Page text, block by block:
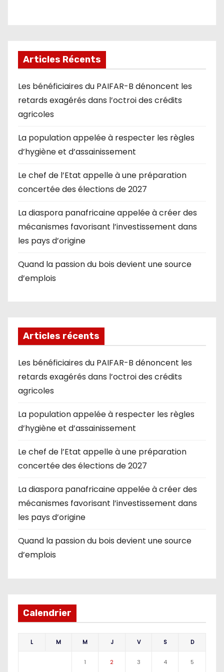
Articles Récents
Les bénéficiaires du PAIFAR-B dénoncent les
retards exagérés dans l’octroi des crédits
agricoles
La population appelée à respecter les règles
d’hygiène et d’assainissement
Le chef de l’Etat appelle à une préparation
concertée des élections de 2027
La diaspora panafricaine appelée à créer des
mécanismes favorisant l’investissement dans
les pays d’origine
Quand la passion du bois devient une source
d’emplois
Articles récents
Les bénéficiaires du PAIFAR-B dénoncent les
retards exagérés dans l’octroi des crédits
agricoles
La population appelée à respecter les règles
d’hygiène et d’assainissement
Le chef de l’Etat appelle à une préparation
concertée des élections de 2027
La diaspora panafricaine appelée à créer des
mécanismes favorisant l’investissement dans
les pays d’origine
Quand la passion du bois devient une source
d’emplois
Calendrier
L M M J V S D
1 2 3 4 5